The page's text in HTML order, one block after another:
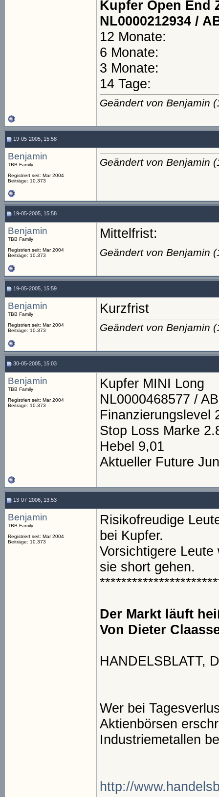
Kupfer Open End
NL0000212934 /
12 Monate:
6 Monate:
3 Monate:
14 Tage:
Geändert von Benjamin
19-05-2005, 15:58
Benjamin
TBB Family
Registriert seit: Mar 2004
Beiträge: 10.373
Geändert von Benjamin
19-05-2005, 15:58
Benjamin
TBB Family
Registriert seit: Mar 2004
Beiträge: 10.373
Mittelfrist:
Geändert von Benjamin
19-05-2005, 15:59
Benjamin
TBB Family
Registriert seit: Mar 2004
Beiträge: 10.373
Kurzfrist
Geändert von Benjamin
30-05-2005, 15:03
Benjamin
TBB Family
Registriert seit: Mar 2004
Beiträge: 10.373
Kupfer MINI Long
NL0000468577 /
Finanzierungslevel
Stop Loss Marke
Hebel 9,01
Aktueller Future
13-07-2006, 13:53
Benjamin
TBB Family
Registriert seit: Mar 2004
Beiträge: 10.373
Risikofreudige
bei Kupfer.
Vorsichtigere
sie short gehen.
Der Markt läuft
Von Dieter
HANDELSBLATT,
Wer bei
Aktienbörsen
Industriemetallen
http://